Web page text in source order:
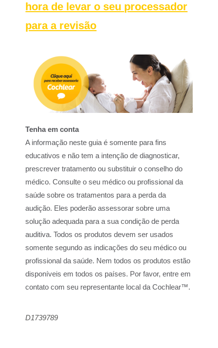
hora de levar o seu processador
para a revisão
Tenha em conta
A informação neste guia é somente para fins
educativos e não tem a intenção de diagnosticar,
prescrever tratamento ou substituir o conselho do
médico. Consulte o seu médico ou profissional da
saúde sobre os tratamentos para a perda da
audição. Eles poderão assessorar sobre uma
solução adequada para a sua condição de perda
auditiva. Todos os produtos devem ser usados
somente segundo as indicações do seu médico ou
profissional da saúde. Nem todos os produtos estão
disponíveis em todos os países. Por favor, entre em
contato com seu representante local da Cochlear™.
D1739789